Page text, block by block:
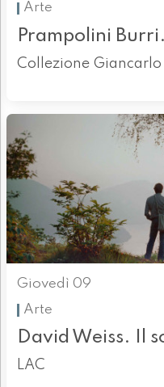
Arte
Prampolini
Collezione
Giovedì 09
Arte
David Weiss. Il
LAC